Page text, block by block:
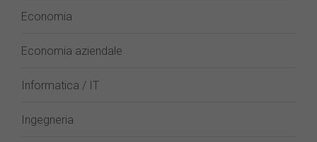
Economia
Economia aziendale
Informatica / IT
Ingegneria